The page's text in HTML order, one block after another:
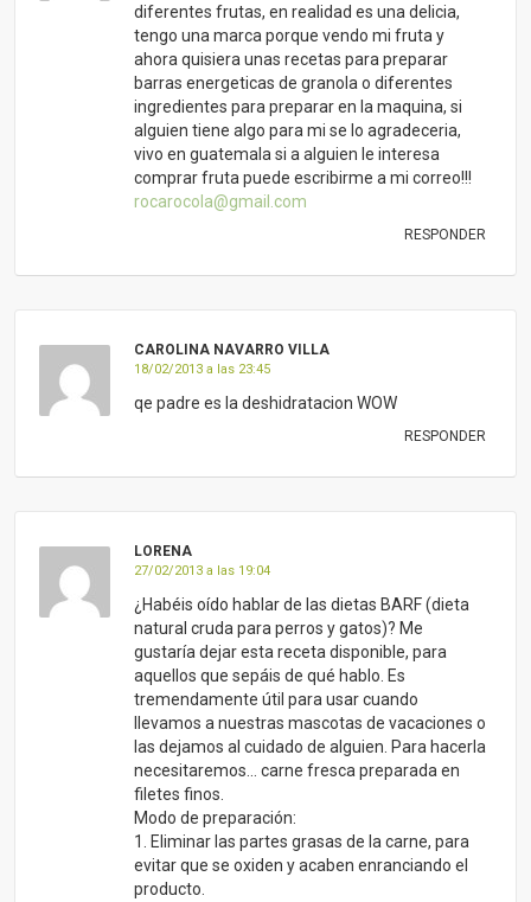
diferentes frutas, en realidad es una delicia,
tengo una marca porque vendo mi fruta y
ahora quisiera unas recetas para preparar
barras energeticas de granola o diferentes
ingredientes para preparar en la maquina, si
alguien tiene algo para mi se lo agradeceria,
vivo en guatemala si a alguien le interesa
comprar fruta puede escribirme a mi correo!!!
rocarocola@gmail.com
RESPONDER
CAROLINA NAVARRO VILLA
18/02/2013 a las 23:45
qe padre es la deshidratacion WOW
RESPONDER
LORENA
27/02/2013 a las 19:04
¿Habéis oído hablar de las dietas BARF (dieta
natural cruda para perros y gatos)? Me
gustaría dejar esta receta disponible, para
aquellos que sepáis de qué hablo. Es
tremendamente útil para usar cuando
llevamos a nuestras mascotas de vacaciones o
las dejamos al cuidado de alguien. Para hacerla
necesitaremos… carne fresca preparada en
filetes finos.
Modo de preparación:
1. Eliminar las partes grasas de la carne, para
evitar que se oxiden y acaben enranciando el
producto.